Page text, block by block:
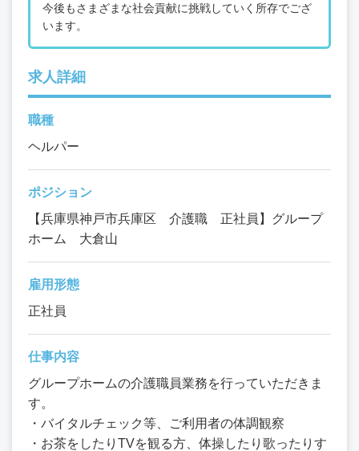
今後もさまざまな社会貢献に挑戦していく所存でござ
います。
求人詳細
職種
ヘルパー
ポジション
【兵庫県神戸市兵庫区 介護職 正社員】グループ
ホーム 大倉山
雇用形態
正社員
仕事内容
グループホームの介護職員業務を行っていただきま
す。
・バイタルチェック等、ご利用者の体調観察
・お茶をしたりTVを観る方、体操したり歌ったりす